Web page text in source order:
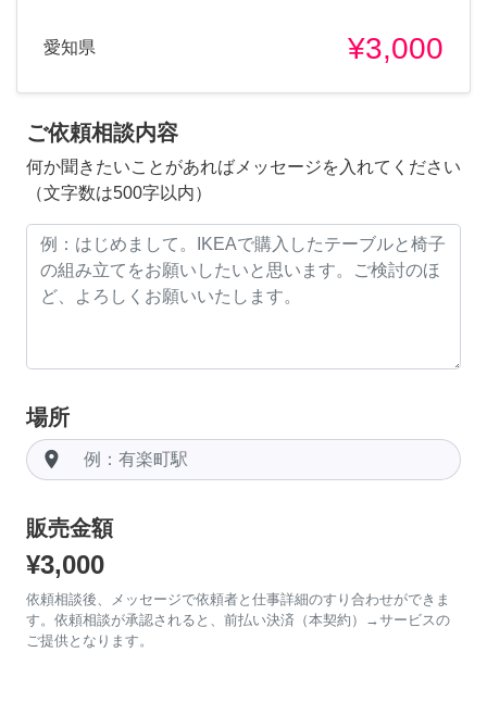
愛知県 ¥3,000
ご依頼相談内容
何か聞きたいことがあればメッセージを入れてください
（文字数は500字以内）
場所
room
販売金額
¥3,000
依頼相談後、メッセージで依頼者と仕事詳細のすり合わせができま
す。依頼相談が承認されると、前払い決済（本契約）→サービスの
ご提供となります。